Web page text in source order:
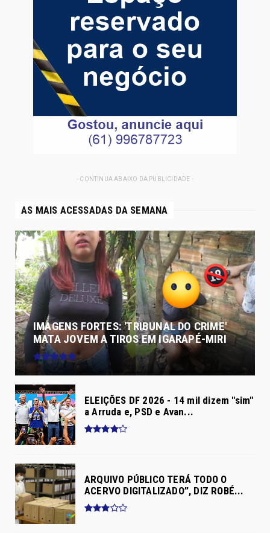
- CONTINUA ABAIXO DA PUBLICIDADE -
AS MAIS ACESSADAS DA SEMANA
IMAGENS FORTES: 'TRIBUNAL DO CRIME'
MATA JOVEM A TIROS EM IGARAPÉ-MIRI
ELEIÇÕES DF 2026 - 14 mil dizem "sim"
a Arruda e, PSD e Avan...
ARQUIVO PÚBLICO TERÁ TODO O
ACERVO DIGITALIZADO”, DIZ ROBÉ...